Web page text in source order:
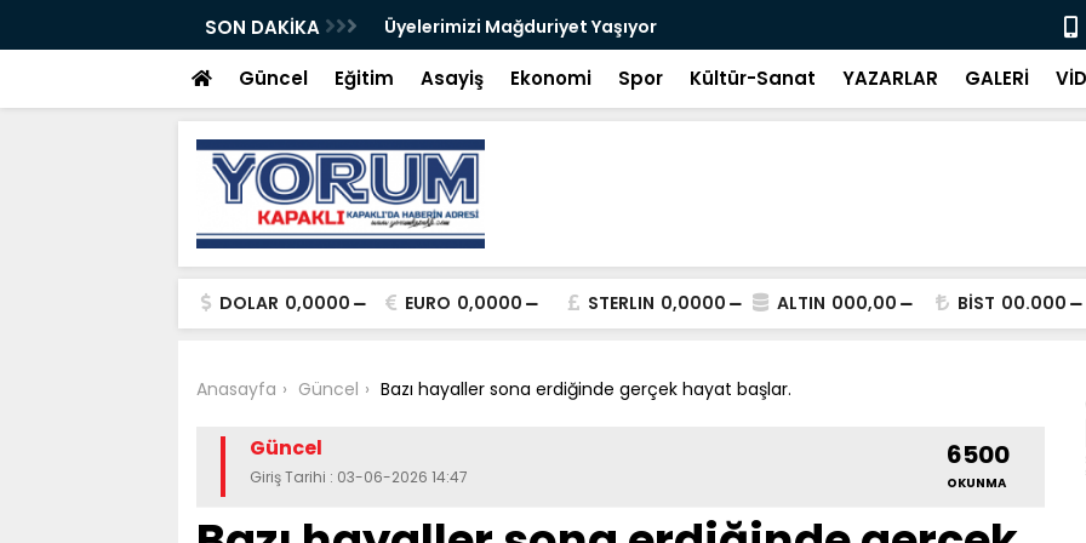
SON DAKİKA Üyelerimizi Mağduriyet Yaşıyor Görüntülü
Güncel Eğitim Asayiş Ekonomi Spor Kültür-Sanat YAZARLAR GALERİ
DOLAR 0,0000 EURO 0,0000 STERLIN 0,0000 ALTIN 000,00 BİST 00.000
Anasayfa Güncel Bazı hayaller sona erdiğinde gerçek hayat başlar.
Güncel
Giriş Tarihi : 03-06-2026 14:47
6500
OKUNMA